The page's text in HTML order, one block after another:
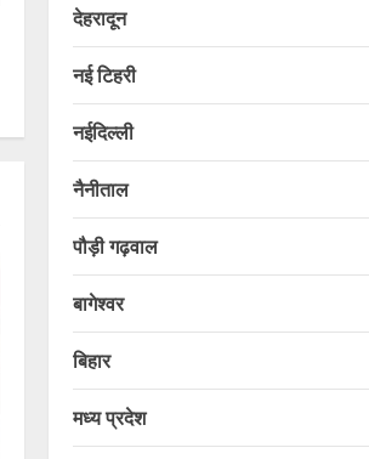
देहरादून
नई टिहरी
नईदिल्ली
नैनीताल
पौड़ी गढ़वाल
बागेश्वर
बिहार
मध्य प्रदेश